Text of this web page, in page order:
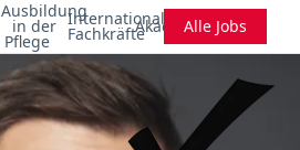
Ausbildung
in der
Pflege
Internationale
FachkräfteAkademieAlle Jobs